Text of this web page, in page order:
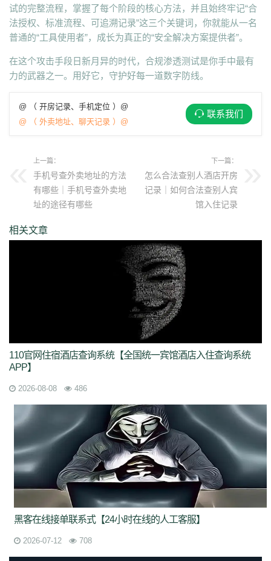
试的完整流程，掌握了每个阶段的核心方法，并且始终牢记“合
法授权、标准流程、可追溯记录”这三个关键词，你就能从一名
普通的“工具使用者”，成长为真正的“安全解决方案提供者”。
在这个攻击手段日新月异的时代，合规渗透测试是你手中最有
力的武器之一。用好它，守护好每一道数字防线。
@ （ 开房记录、手机定位 ）@
@ （ 外卖地址、聊天记录 ）@
联系我们
上一篇：
手机号查外卖地址的方法
有哪些｜手机号查外卖地
址的途径有哪些
下一篇：
怎么合法查别人酒店开房
记录｜如何合法查别人宾
馆入住记录
相关文章
110官网住宿酒店查询系统【全国统一宾馆酒店入住查询系统
APP】
2026-08-08 486
黑客在线接单联系式【24小时在线的人工客服】
2026-07-12 708